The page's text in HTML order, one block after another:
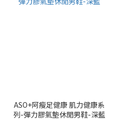
ASO+阿瘦足健康 肌力健康系
列-彈力膠氣墊休閒男鞋-深藍